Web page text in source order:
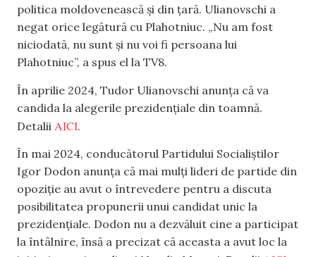
politica moldovenească și din țară. Ulianovschi a
negat orice legătură cu Plahotniuc. „Nu am fost
niciodată, nu sunt și nu voi fi persoana lui
Plahotniuc”, a spus el la TV8.
În aprilie 2024, Tudor Ulianovschi anunța că va
candida la alegerile prezidențiale din toamnă.
Detalii AICI.
În mai 2024, conducătorul Partidului Socialiștilor
Igor Dodon anunța că mai mulți lideri de partide din
opoziție au avut o întrevedere pentru a discuta
posibilitatea propunerii unui candidat unic la
prezidențiale. Dodon nu a dezvăluit cine a participat
la întâlnire, însă a precizat că aceasta a avut loc la